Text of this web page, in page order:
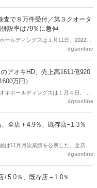
前年同四半期は182億920万円）、経
期は195億4700万円）、親会社株主
万円（前年同四半期は130億720万
計期間の期首より「収益認識に関す
め、当該基準等適用前の実績値に対
査で８万件受付／第３クオータ
設率は79％に急伸
ールディングスは１月11日、2022年
オンラインで行った。この中で、コ
始から１月９日までに８万件の検査
決算は増収減益も、第３クオーター
併設は前年同期から大きく伸ばし併
方箋導入への影響を記者に聞かれる
開局を進めている。ウエルシアはど
いう状況を目指す」と方針を述べ
dgsonline
アオキHD、売上高1611億920
万円）
キホールディングスは１月４日、
績（2021年５月21日～2021年11月
68億５00万円（前年同期は84億
万円（前年同期は87億4800万円）、
に関する会計基準」を今期から適用
dgsonline
、全店＋4.9％、既存店−1.3％
は11月月次業績を公表した。全店＋
dgsonline
+5.0％、既存店＋1.0％